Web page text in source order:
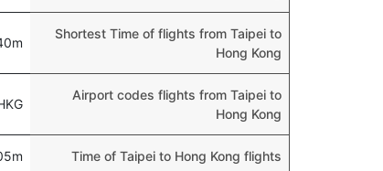
Shortest Time of flights from Taipei to
Hong Kong
Airport codes flights from Taipei to
Hong Kong
Time of Taipei to Hong Kong flights